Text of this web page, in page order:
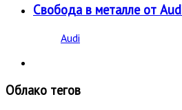
Свобода в металле от
Audi
Облако тегов